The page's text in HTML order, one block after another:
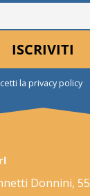
la privacy policy
Donnini, 55